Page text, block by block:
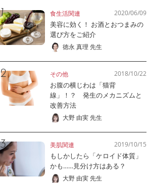
食生活関連 2020/06/09
美容に効く！ お酒とおつまみの
選び方をご紹介
徳永 真理 先生
その他 2018/10/22
お腹の横じわは「猫背
線」！？ 発生のメカニズムと
改善方法
大野 由実 先生
美肌関連 2019/10/15
もしかしたら「ケロイド体質」
かも……見分け方はある？
大野 由実 先生